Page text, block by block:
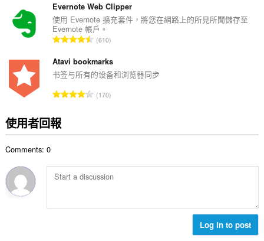
的
總
次
數
Evernote Web Clipper
使用 Evernote 擴充套件，將您在網路上的所見所聞儲存至
Evernote 帳戶。
評
的
總
數
610
Atavi bookmarks
书签与所有的设备和浏览器同步
評
:
170
使用者回報
Comments: 0
Log in to post